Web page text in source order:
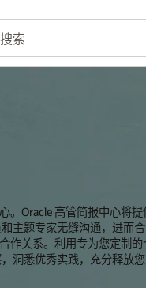
。Oracle 高管简报中心将
主题专家无缝沟通，进而
作关系。利用专为您定制
洞悉优秀实践，充分释放您